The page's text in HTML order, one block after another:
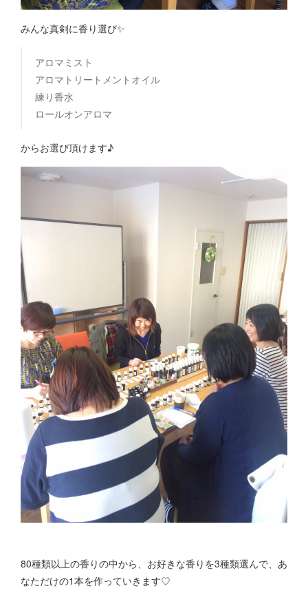
みんな真剣に香り選び✨
アロマミスト
アロマトリートメントオイル
練り香水
ロールオンアロマ
からお選び頂けます♪
80種類以上の香りの中から、お好きな香りを3種類選んで、あ
なただけの1本を作っていきます♡